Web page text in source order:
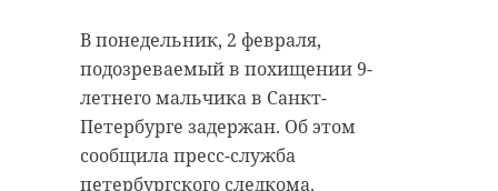
В понедельник, 2 февраля,
подозреваемый в похищении 9-
летнего мальчика в Санкт-
Петербурге задержан. Об этом
сообщила пресс-служба
петербургского следкома.